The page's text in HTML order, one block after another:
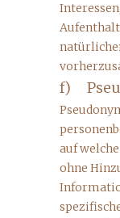
f)
auf
ohne